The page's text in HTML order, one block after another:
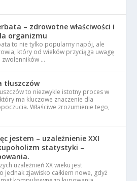
– zdrowotne właściwości i
organizmu
to nie tylko popularny napój, ale
który od wieków przyciąga uwagę
zwolenników …
tłuszczów
to niezwykle istotny proces w
ma kluczowe znaczenie dla
Właściwe zrozumienie tego,
jestem – uzależnienie XXI
statystyki –
uzależnień XX wieku jest
jednak zjawisko całkiem nowe, gdyż